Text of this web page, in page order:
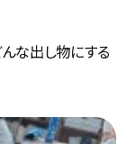
な出し物にする